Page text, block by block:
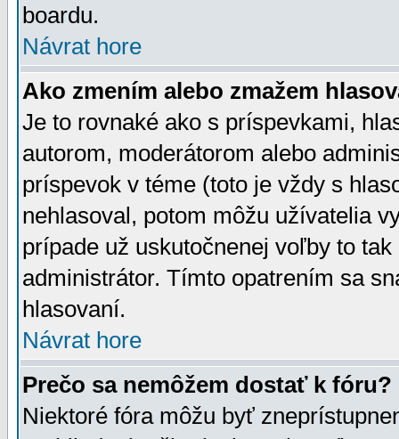
boardu.
Návrat hore
Ako zmením alebo zmažem
Je to rovnaké ako s príspevkami,
autorom, moderátorom alebo
príspevok v téme (toto je vždy s
nehlasoval, potom môžu užívatelia
prípade už uskutočnenej voľby to
administrátor. Tímto opatrením sa
hlasovaní.
Návrat hore
Prečo sa nemôžem dostať k fóru?
Niektoré fóra môžu byť